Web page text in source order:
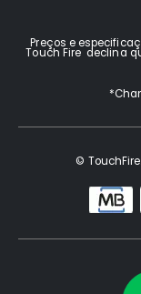
Preços e
Touch Fire declina
©